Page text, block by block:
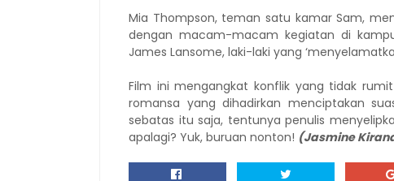
Mia Thompson, teman satu kamar Sam,
dengan macam-macam kegiatan di
James Lansome, laki-laki yang
Film ini mengangkat konflik yang tidak
romansa yang dihadirkan menciptakan
sebatas itu saja, tentunya penulis
apalagi? Yuk, buruan nonton! (Jasmine